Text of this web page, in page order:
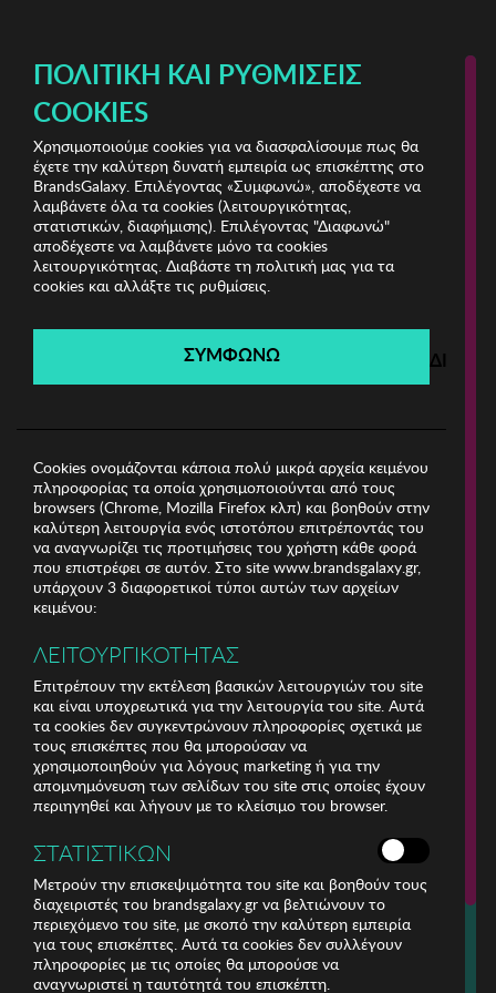
Kitchenware Shop
Kitchenware Shop
Λήγει σε: 00ημέρες | 00ώρες 00λεπτά 00δευτ.
Filters
Για τηλεφωνικές παραγγελίες καλέστε
211 18 94 400
(Δευτέρα έως Παρασκευή 9:30 - 14:30 & 24ώρες Φωνητική Πύλη)
ΠΟΛΙΤΙΚΉ ΚΑΙ ΡΥΘΜΊΣΕΙΣ
COOKIES
Χρησιμοποιούμε cookies για να διασφαλίσουμε πως θα
έχετε την καλύτερη δυνατή εμπειρία ως επισκέπτης στο
BrandsGalaxy. Επιλέγοντας «Συμφωνώ», αποδέχεστε να
λαμβάνετε όλα τα cookies (λειτουργικότητας,
στατιστικών, διαφήμισης). Επιλέγοντας "Διαφωνώ"
αποδέχεστε να λαμβάνετε μόνο τα cookies
λειτουργικότητας. Διαβάστε τη πολιτική μας για τα
cookies και αλλάξτε τις ρυθμίσεις.
ΣΥΜΦΩΝΩ
Cookies ονομάζονται κάποια πολύ μικρά αρχεία κειμένου
πληροφορίας τα οποία χρησιμοποιούνται από τους
browsers (Chrome, Mozilla Firefox κλπ) και βοηθούν στην
καλύτερη λειτουργία ενός ιστοτόπου επιτρέποντάς του
να αναγνωρίζει τις προτιμήσεις του χρήστη κάθε φορά
που επιστρέφει σε αυτόν. Στο site www.brandsgalaxy.gr,
υπάρχουν 3 διαφορετικοί τύποι αυτών των αρχείων
κειμένου:
ΛΕΙΤΟΥΡΓΙΚΟΤΗΤΑΣ
Επιτρέπουν την εκτέλεση βασικών λειτουργιών του site
και είναι υποχρεωτικά για την λειτουργία του site. Αυτά
τα cookies δεν συγκεντρώνουν πληροφορίες σχετικά με
τους επισκέπτες που θα μπορούσαν να
χρησιμοποιηθούν για λόγους marketing ή για την
απομνημόνευση των σελίδων του site στις οποίες έχουν
περιηγηθεί και λήγουν με το κλείσιμο του browser.
ΣΤΑΤΙΣΤΙΚΩΝ
Μετρούν την επισκεψιμότητα του site και βοηθούν τους
διαχειριστές του brandsgalaxy.gr να βελτιώνουν το
περιεχόμενο του site, με σκοπό την καλύτερη εμπειρία
για τους επισκέπτες. Αυτά τα cookies δεν συλλέγουν
πληροφορίες με τις οποίες θα μπορούσε να
αναγνωριστεί η ταυτότητά του επισκέπτη.